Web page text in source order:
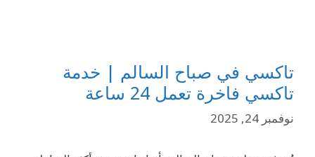
تاكسي في صباح السالم | خدمة
تاكسي فاخرة تعمل 24 ساعة
نوفمبر 24, 2025